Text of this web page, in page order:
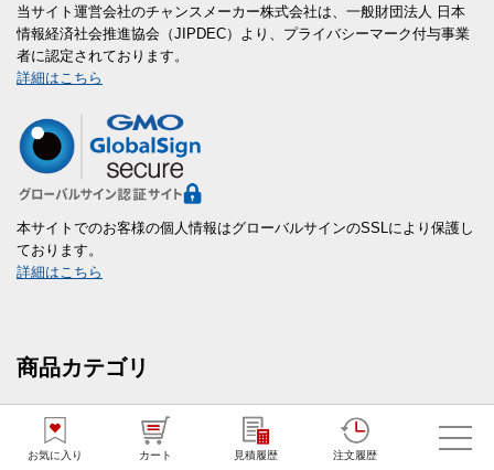
お気に入り カート 見積履歴 注文履歴
当サイト運営会社のチャンスメーカー株式会社は、一般財団法人 日本
情報経済社会推進協会（JIPDEC）より、プライバシーマーク付与事業
者に認定されております。
詳細はこちら
本サイトでのお客様の個人情報はグローバルサインのSSLにより保護し
ております。
詳細はこちら
商品カテゴリ
新商品